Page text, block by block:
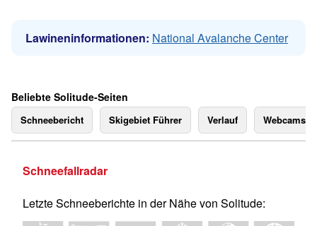
Lawineninformationen: National Avalanche Center
Beliebte Solitude-Seiten
Schneebericht Skigebiet Führer Verlauf Webcams
Schneefallradar
Letzte Schneeberichte in der Nähe von Solitude: